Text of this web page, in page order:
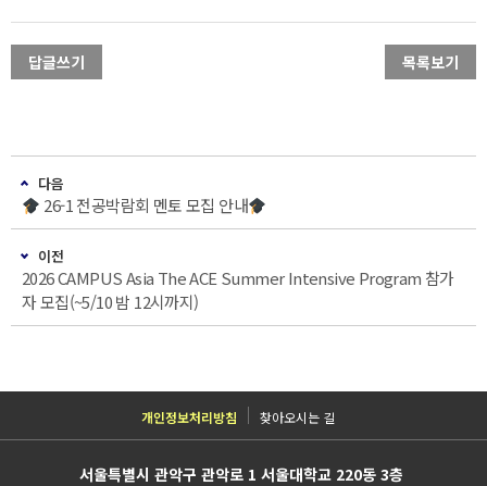
답글쓰기 목록보기
다음
26-1 전공박람회 멘토 모집 안내
이전
2026 CAMPUS Asia The ACE Summer Intensive Program 참가
자 모집(~5/10 밤 12시까지)
개인정보처리방침 찾아오시는 길
서울특별시 관악구 관악로 1 서울대학교 220동 3층